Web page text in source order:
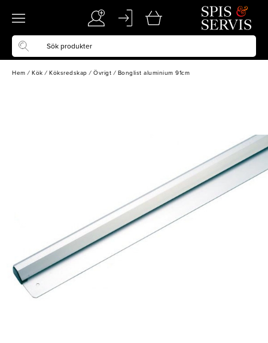
Hem / Kök / Köksredskap / Övrigt / Bonglist aluminium 91cm